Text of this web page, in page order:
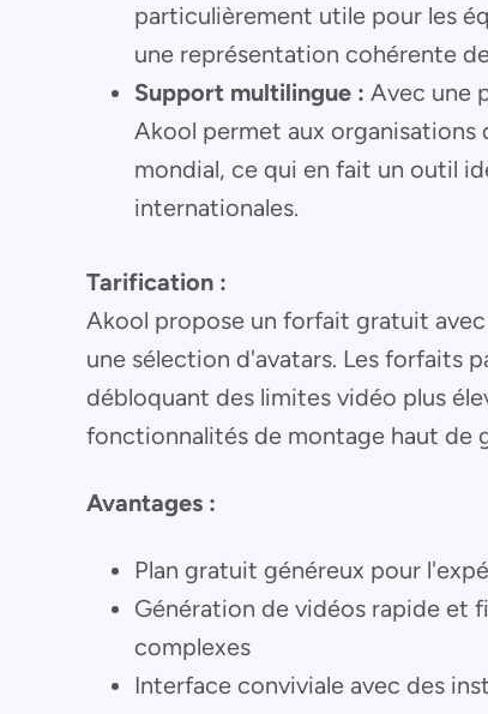
particulièrement utile pour les
une représentation cohérente
Support multilingue : Avec une
Akool permet aux
mondial, ce qui en fait un outil
internationales.
Tarification :
Akool propose un forfait gratuit
une sélection d'avatars. Les forfaits
débloquant des limites vidéo plus
fonctionnalités de montage haut de
Avantages :
Plan gratuit généreux pour
Génération de vidéos rapide et
complexes
Interface conviviale avec des